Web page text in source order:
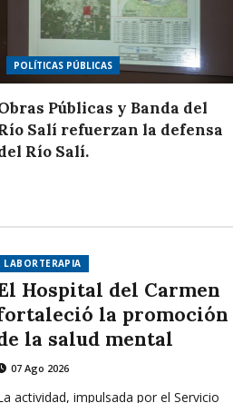
POLÍTICAS PÚBLICAS
Públicas y Banda del
Salí refuerzan la defensa
Río Salí.
LABORTERAPIA
Hospital del Carmen
la promoción
la salud mental
07 Ago 2026
actividad, impulsada por el Servicio